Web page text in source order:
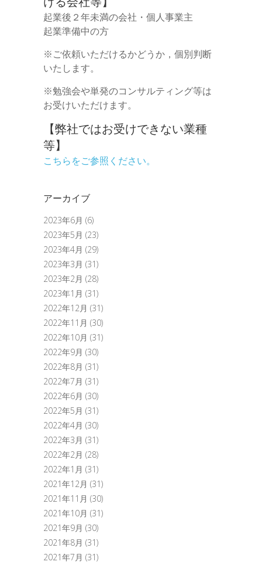
起業後２年未満の会社・個人事業主
起業準備中の方
※ご依頼いただけるかどうか，個別判断
いたします。
※勉強会や単発のコンサルティング等は
お受けいただけます。
【弊社ではお受けできない業種
等】
こちらをご参照ください。
アーカイブ
2023年6月 (6)
2023年5月 (23)
2023年4月 (29)
2023年3月 (31)
2023年2月 (28)
2023年1月 (31)
2022年12月 (31)
2022年11月 (30)
2022年10月 (31)
2022年9月 (30)
2022年8月 (31)
2022年7月 (31)
2022年6月 (30)
2022年5月 (31)
2022年4月 (30)
2022年3月 (31)
2022年2月 (28)
2022年1月 (31)
2021年12月 (31)
2021年11月 (30)
2021年10月 (31)
2021年9月 (30)
2021年8月 (31)
2021年7月 (31)